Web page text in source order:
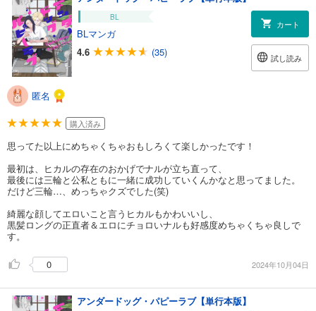
BL
BLマンガ
4.6
(35)
カート
試し読み
匿名
購入済み
思ってた以上にめちゃくちゃおもしろくて楽しかったです！
最初は、ヒカルの存在のおかげでナルが立ち直って、
最後には三輪と公私ともに一緒に成功していくんかなと思ってました。
だけど三輪…、めっちゃクズでした(笑)
綺麗な顔してエロいこと言うヒカルもかわいいし、
黒髪ロングの正直者＆エロにチョロいナルも好感度めちゃくちゃ良しで
す。
0 2024年10月04日
アンダードッグ・パピーラブ【単行本版】